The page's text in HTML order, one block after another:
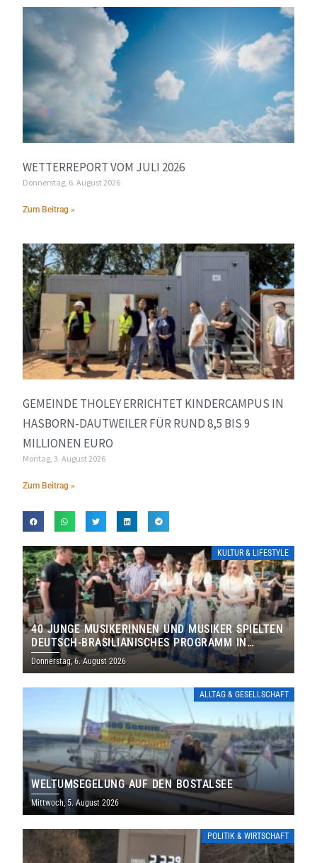
WETTERREPORT VOM JULI 2026
Donnerstag, 6. August 2026
Zum Beitrag »
GEMEINDE THOLEY ERRICHTET KINDERCAMPUS IN
HASBORN-DAUTWEILER FÜR RUND 8,5 BIS 9
MILLIONEN EURO
Montag, 3. August 2026
Zum Beitrag »
KULTUR & LIFESTYLE
40 JUNGE MUSIKERINNEN UND MUSIKER SPIELTEN
DEUTSCH-BRASILIANISCHES PROGRAMM IN
THOLEY
Donnerstag, 6. August 2026
ALLTAG & GESELLSCHAFT
WELTUMSEGELUNG AUF DEN BOSTALSEE
Mittwoch, 5. August 2026
POLITIK & WIRTSCHAFT